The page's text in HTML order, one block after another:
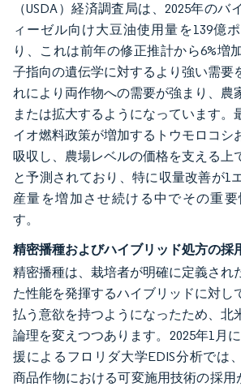
（USDA）経済調査局は、2025年の
ィーゼル向け大豆油使用量を139億
り、これは前年の修正推計から6%増
子指向の遺伝学に対するより強い需要
れにより両作物への需要が強まり、農
または拡大するようになっています。
イオ燃料政策が増加するトウモロコシ
吸収し、農場レベルの価格を支える上
と予測されており、特に収量改善が1
産量を増加させ続ける中でその重
す。
精密播種およびハイブリッド処方の採
精密播種は、栽培者が明確に定義され
た性能を発揮するハイブリッドに対し
払う意欲を持つようになったため、北
論理を変えつつあります。2025年1月
援によるフロリダ大学EDIS分析では
商品作物における可変施用技術の採用